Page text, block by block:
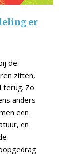
er
de
zitten,
terug. Zo
anders
een
en